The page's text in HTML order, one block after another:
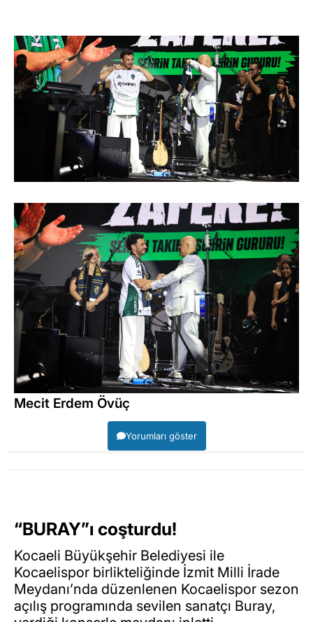
Mecit Erdem Övüç
Yorumları göster
“BURAY”ı coşturdu!
Kocaeli Büyükşehir Belediyesi ile
Kocaelispor birlikteliğinde İzmit Milli İrade
Meydanı’nda düzenlenen Kocaelispor sezon
açılış programında sevilen sanatçı Buray,